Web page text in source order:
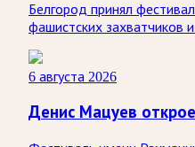
Белгород принял
фашистских захватчиков
6 августа 2026
Денис Мацуев